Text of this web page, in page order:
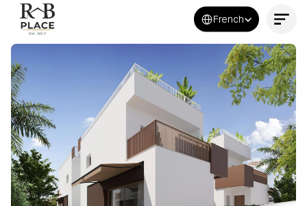
Select Language
French
Contactez-nous maintenant